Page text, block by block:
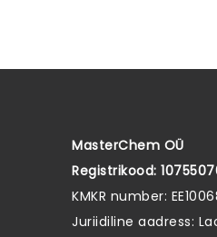
MasterChem OÜ
Registrikood:
KMKR number:
Juriidiline aadress: